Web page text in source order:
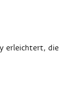
erleichtert, die